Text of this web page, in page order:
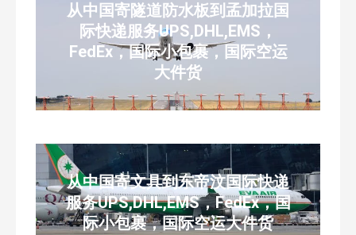
从中国寄隧道防水板到孟加拉国
际快递服务UPS,DHL,EMS，
FedEx，国际小包裹，国际空运
大件货
从中国寄文具到东帝汶国际快递
服务UPS,DHL,EMS，FedEx，国
际小包裹，国际空运大件货